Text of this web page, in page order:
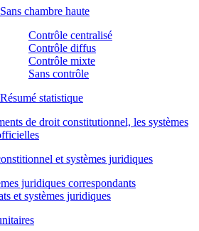
Sans chambre haute
Contrôle centralisé
Contrôle diffus
Contrôle mixte
Sans contrôle
Résumé statistique
de droit constitutionnel, les systèmes
et systèmes juridiques
juridiques correspondants
et systèmes juridiques